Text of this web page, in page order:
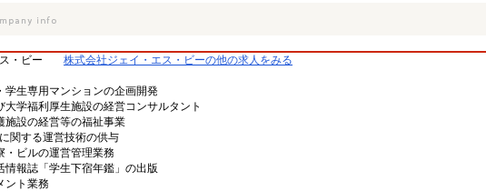
・ビー
株式会社ジェイ・エス・ビーの他の求人をみる
学生専用マンションの企画開発
大学福利厚生施設の経営コンサルタント
施設の経営等の福祉事業
関する運営技術の供与
・ビルの運営管理業務
情報誌「学生下宿年鑑」の出版
ント業務